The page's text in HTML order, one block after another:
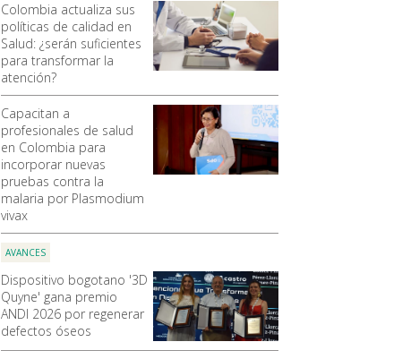
Colombia actualiza sus
políticas de calidad en
Salud: ¿serán suficientes
para transformar la
atención?
Capacitan a
profesionales de salud
en Colombia para
incorporar nuevas
pruebas contra la
malaria por Plasmodium
vivax
AVANCES
Dispositivo bogotano '3D
Quyne' gana premio
ANDI 2026 por regenerar
defectos óseos